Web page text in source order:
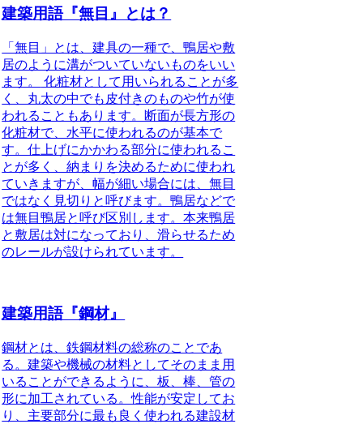
建築用語『無目』とは？
「無目」とは、建具の一種で、鴨居や敷
居のように溝がついていないものをいい
ます。
化粧材として用いられることが多
く、丸太の中でも皮付きのものや竹が使
われることもあります。断面が長方形の
化粧材で、水平に使われるのが基本で
す。仕上げにかかわる部分に使われるこ
とが多く、納まりを決めるために使われ
ていきますが、幅が細い場合には、無目
ではなく見切りと呼びます。鴨居などで
は無目鴨居と呼び区別します。本来鴨居
と敷居は対になっており、滑らせるため
のレールが設けられています。
建築用語『鋼材』
鋼材とは、鉄鋼材料の総称のことであ
る 。建築や機械の材料としてそのまま用
いることができるように、板、棒、管の
形に加工されている。性能が安定してお
り、主要部分に最も良く使われる建設材